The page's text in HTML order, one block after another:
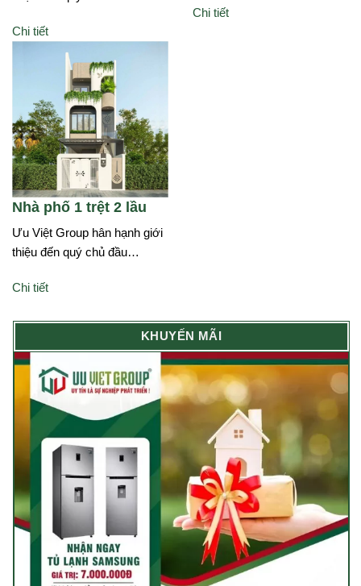
Chi tiết
Chi tiết
Nhà phố 1 trệt 2 lầu
Ưu Việt Group hân hạnh giới
thiệu đến quý chủ đầu…
Chi tiết
KHUYẾN MÃI